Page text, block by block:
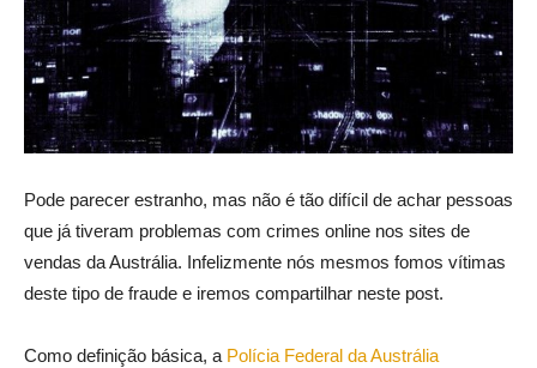
Pode parecer estranho, mas não é tão difícil de achar pessoas
que já tiveram problemas com crimes online nos sites de
vendas da Austrália. Infelizmente nós mesmos fomos vítimas
deste tipo de fraude e iremos compartilhar neste post.
Como definição básica, a Polícia Federal da Austrália